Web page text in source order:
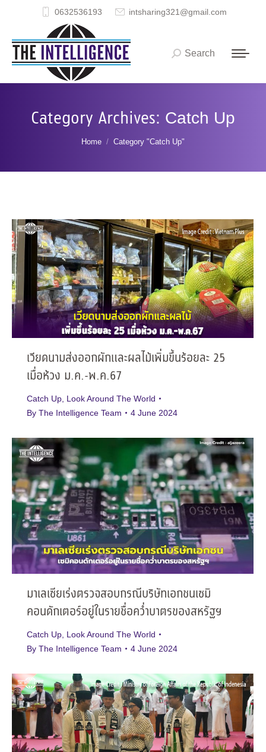
0632536193 intsharing321@gmail.com
Search:
Search
Category Archives: Catch Up
You are here:
Home Category "Catch Up"
เวียดนามส่งออกผักและผลไม้เพิ่มขึ้นร้อยละ 25
เมื่อห้วง ม.ค.-พ.ค.67
Catch Up, Look Around The World
By The Intelligence Team 4 June 2024
มาเลเซียเร่งตรวจสอบกรณีบริษัทเอกชนเซมิ
คอนดักเตอร์อยู่ในรายชื่อคว่ำบาตรของสหรัฐฯ
Catch Up Look Around The World
By The Intelligence Team 4 June 2024